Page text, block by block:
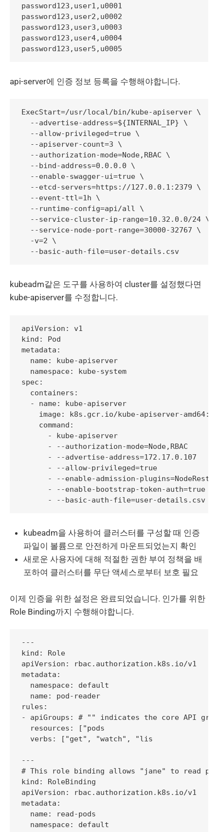
password123,user1,u0001
password123,user2,u0002
password123,user3,u0003
password123,user4,u0004
api-server에 인증 정보 등록을 수행해야합니다.
ExecStart=/usr/local/bin/kube-apiserver \
  --advertise-address=${INTERNAL_IP} \
  --allow-privileged=true \
  --apiserver-count=3 \
  --authorization-mode=Node,RBAC \
  --bind-address=0.0.0.0 \
  --enable-swagger-ui=true \
  --etcd-servers=https://127.0.0.1:2379 \
  --event-ttl=1h \
  --runtime-config=api/all \
  --service-cluster-ip-range=10.32.0.0/24 \
  --service-node-port-range=30000-32767 \
  -v=2 \
kubeadm같은 도구를 사용하여 cluster를 설정했다면
kube-apiserver를 수정합니다.
apiVersion: v1
kind: Pod
metadata:
  name: kube-apiserver
  namespace: kube-system
spec:
  containers:
  - name: kube-apiserver
image: k8s.gcr.io/kube-apiserver-
    command:
      - kube-apiserver
      - --authorization-mode=Node,RBAC
      - --advertise-address=172.17.0.107
      - --allow-privileged=true
- --enable-admission-
      - --enable-bootstrap-token-auth=true
kubeadm을 사용하여 클러스터를 구성할 때 인증
파일이 볼륨으로 안전하게 마운트되었는지 확인
새로운 사용자에 대해 적절한 권한 부여 정책을 배
포하여 클러스터를 무단 액세스로부터 보호 필요
이제 인증을 위한 설정은 완료되었습니다. 인가를 위한
Role Binding까지 수행해야합니다.
---
kind: Role
apiVersion: rbac.authorization.k8s.io/v1
metadata:
  namespace: default
  name: pod-reader
rules:
- apiGroups: # "" indicates the core API
  resources: ["pods
  verbs: ["get", "watch", "lis
---
# This role binding allows "jane" to read
kind: RoleBinding
apiVersion: rbac.authorization.k8s.io/v1
metadata:
  name: read-pods
  namespace: default